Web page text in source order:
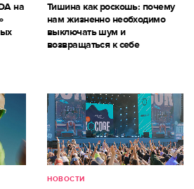
на
Тишина как роскошь: почему
нам жизненно необходимо
выключать шум и
возвращаться к себе
НОВОСТИ